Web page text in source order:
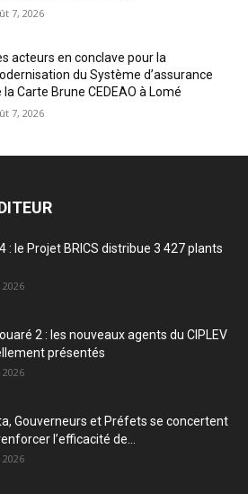
7, 2026
acteurs en conclave pour la
du Système d’assurance
la Carte Brune CEDEAO à Lomé
7, 2026
: le Projet BRICS distribue 3 427 plants
2 : les nouveaux agents du CIPLEV
présentés
Gouverneurs et Préfets se concertent
l’efficacité de...